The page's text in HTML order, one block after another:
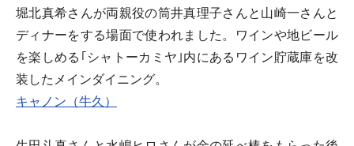
堀北真希さんが両親役の筒井真理子さんと山崎一さんと
ディナーをする場面で使われました。ワインや地ビール
を楽しめる｢シャトーカミヤ｣内にあるワイン貯蔵庫を改
装したメインダイニング。
キャノン（牛久）